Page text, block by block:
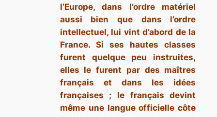
l’Europe, dans l’ordre matériel
aussi bien que dans l’ordre
intellectuel, lui vint d’abord de la
France. Si ses hautes classes
furent quelque peu instruites,
elles le furent par des maîtres
français et dans les idées
françaises ; le français devint
même une langue officielle côte